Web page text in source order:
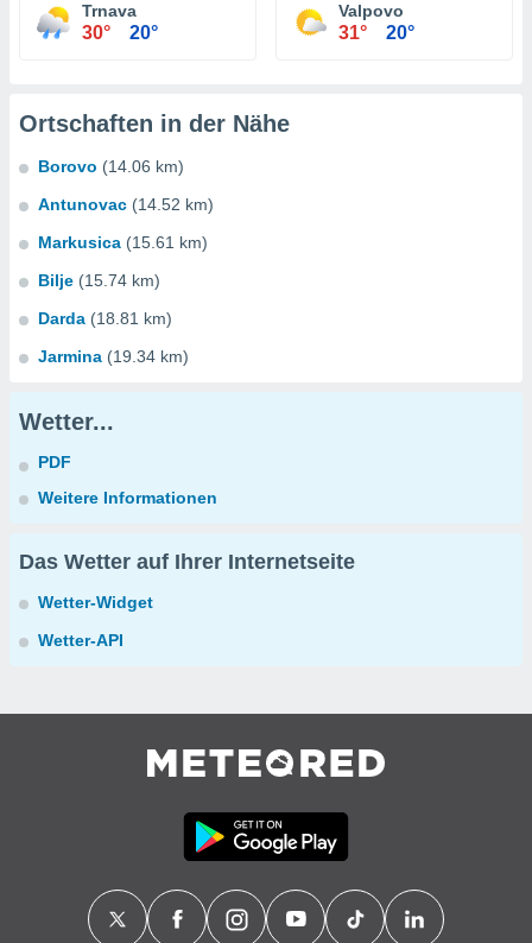
Trnava
30° 20°
Valpovo
31° 20°
Ortschaften in der Nähe
Borovo (14.06 km)
Antunovac (14.52 km)
Markusica (15.61 km)
Bilje (15.74 km)
Darda (18.81 km)
Jarmina (19.34 km)
Wetter...
PDF
Weitere Informationen
Das Wetter auf Ihrer Internetseite
Wetter-Widget
Wetter-API